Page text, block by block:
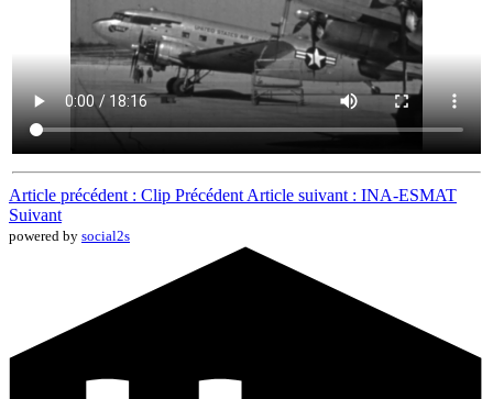
Article précédent : Clip Précédent Article suivant : INA-ESMAT
Suivant
powered by social2s